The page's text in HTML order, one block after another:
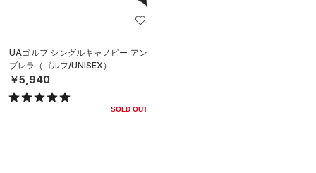
UAゴルフ シングルキャノピー アン
ブレラ（ゴルフ/UNISEX）
￥5,940
SOLD OUT